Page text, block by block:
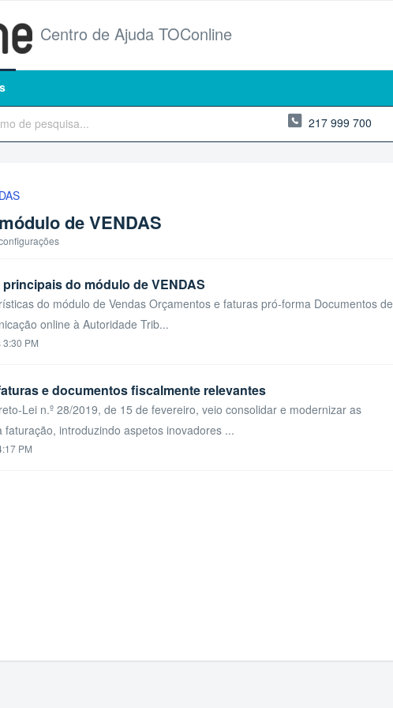
Centro de Ajuda TOConline
217 999 700
de VENDAS
do módulo de VENDAS
do módulo de Vendas Orçamentos e faturas pró-forma Documentos de
online à Autoridade Trib...
3:30 PM
e documentos fiscalmente relevantes
Lei n.º 28/2019, de 15 de fevereiro, veio consolidar e modernizar as
faturação, introduzindo aspetos inovadores ...
PM